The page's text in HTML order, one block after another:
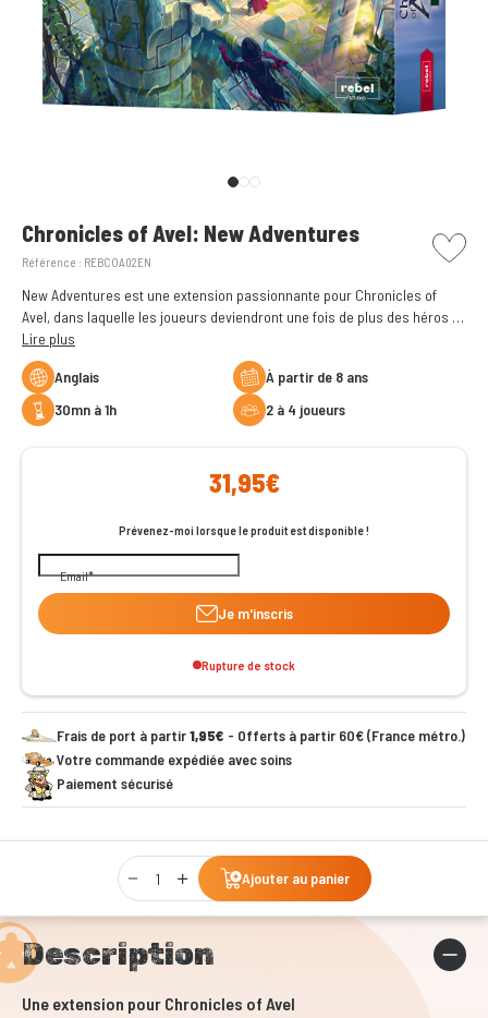
Chronicles of Avel: New Adventures
Référence : REBCOA02EN
picto
New Adventures est une extension passionnante pour Chronicles of
Avel, dans laquelle les joueurs deviendront une fois de plus des héros et
des héroïnes dans une quête épique pour aider le pays magique d'Avel.
Lire plus
Anglais
à partir de 8 ans
30mn à 1h
2 à 4 joueurs
31,95€
Prévenez-moi lorsque le produit est disponible !
Email
Je m'inscris
Rupture de stock
Frais de port à partir1,95€ - Offerts à partir 60€ (France métro.)
Votre commande expédiée avec soins
Paiement sécurisé
Qty
Ajouter au panier
Description
Une extension pour Chronicles of Avel